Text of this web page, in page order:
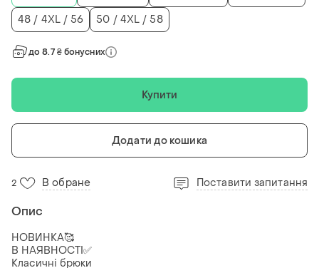
48 / 4XL / 56
50 / 4XL / 58
до 8.7 ₴ бонусних
Купити
Додати до кошика
2 В обране Поставити запитання
Опис
НОВИНКА🥰
В НАЯВНОСТІ✅
Класичні брюки